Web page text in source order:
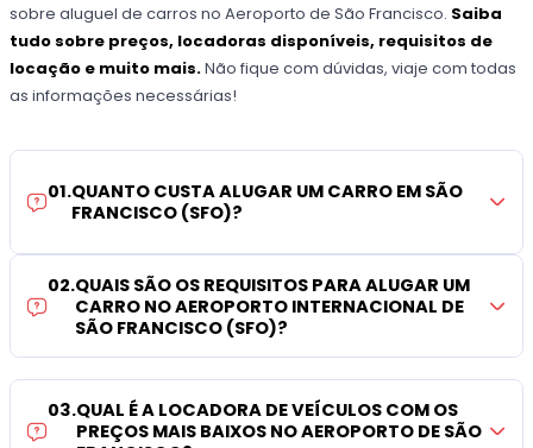
sobre aluguel de carros no Aeroporto de São Francisco. Saiba
tudo sobre preços, locadoras disponíveis, requisitos de
locação e muito mais.Não fique com dúvidas, viaje com todas
as informações necessárias!
01.QUANTO CUSTA ALUGAR UM CARRO EM SÃO
FRANCISCO (SFO)?
02.QUAIS SÃO OS REQUISITOS PARA ALUGAR UM
CARRO NO AEROPORTO INTERNACIONAL DE
SÃO FRANCISCO (SFO)?
03.QUAL É A LOCADORA DE VEÍCULOS COM OS
PREÇOS MAIS BAIXOS NO AEROPORTO DE SÃO